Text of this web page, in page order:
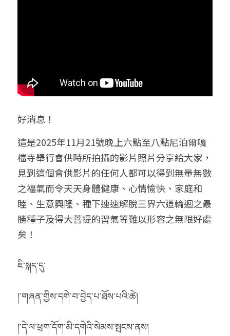
好消息！
這是2025年11月21號晚上六點至八點尼泊爾嘎
檔寺舉行會供時所拍攝的影片照片分享給大家，
見到這個會供影片的任何人都可以得到無量無數
之福氣而令天天身體健康、心情愉快、家庭和
睦、生意興隆、種下速速解脫三界六道輪迴之最
勝種子及得大菩提的習氣等難以形容之無限好處
矣！
ཇི་སྐད་དུ་
།་གཞན་གྱིས་དགེ་བ་བྱེད་པ་ཐོས་པའི་ཚེ།
།་དེ་ལ་ཕྲག་དོག་མི་དགེའི་སེམས་སྤངས་ནས།